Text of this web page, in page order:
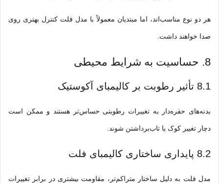
هر دو نوع مناسب‌اند، اما مبتدیان معمولاً با مدل فلت کنترل بهتری روی
صدا خواهند داشت.
8. حساسیت به شرایط محیطی
8.1 تأثیر رطوبت بر کالیمبای آکوستیک
بدنه‌های حفره‌دار به تغییرات رطوبتی حساس‌تر هستند و ممکن است
دچار تغییر کوک یا تاب‌برداشتن شوند.
8.2 پایداری ساختاری کالیمبای فلت
مدل فلت به دلیل ساختار متراکم‌تر، مقاومت بیشتری در برابر تغییرات